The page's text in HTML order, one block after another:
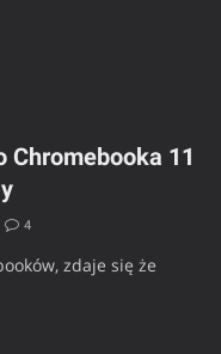
Chromebooka 11
4
zdaje się że